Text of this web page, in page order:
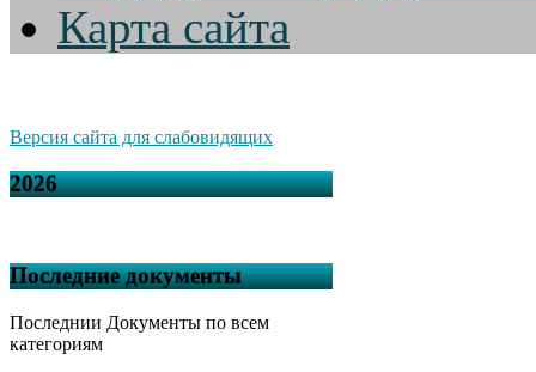
Карта сайта
Версия сайта для слабовидящих
2026
Последние документы
Последнии Документы по всем
категориям